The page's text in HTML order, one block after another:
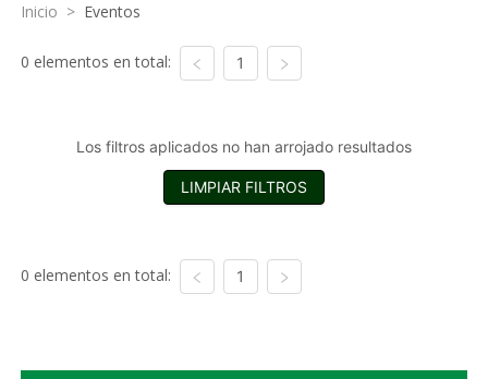
Inicio > Eventos
0 elementos en total: 1
Los filtros aplicados no han arrojado resultados
LIMPIAR FILTROS
0 elementos en total: 1